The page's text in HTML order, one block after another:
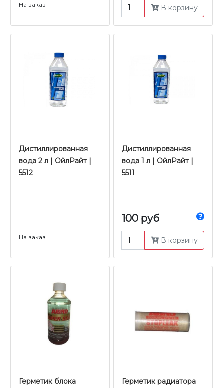
На заказ В корзину
Дистиллированная
вода 2 л | ОйлРайт |
5512
На заказ
Дистиллированная
вода 1 л | ОйлРайт |
5511
100 руб
В корзину
Герметик блока
Герметик радиатора